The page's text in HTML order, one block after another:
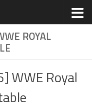
ROYAL
WWE Royal